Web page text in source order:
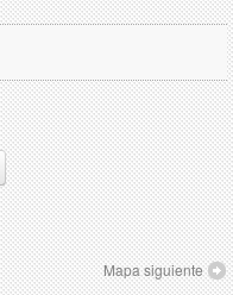
Mapa siguiente